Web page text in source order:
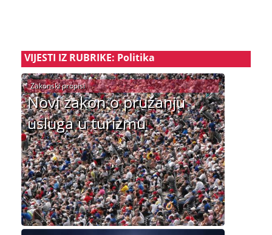
VIJESTI IZ RUBRIKE: Politika
Novi zakon o pružanju
usluga u turizmu
Zakonski propisi